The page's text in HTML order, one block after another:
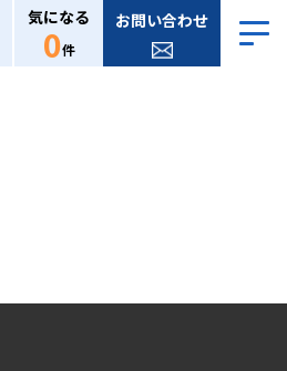
気になる
0件
お問い合わせ